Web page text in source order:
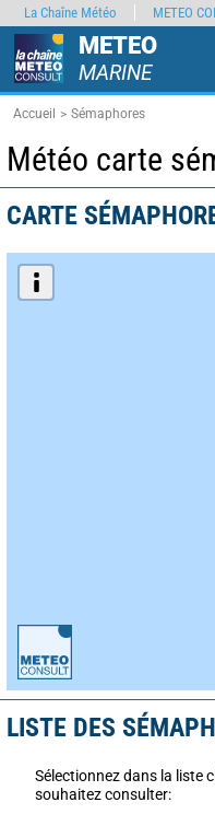
METEO
MARINE
Accueil Sémaphores
Météo carte
CARTE
LISTE DES
Sélectionnez dans la liste
souhaitez consulter:
La Chaîne Météo METEO